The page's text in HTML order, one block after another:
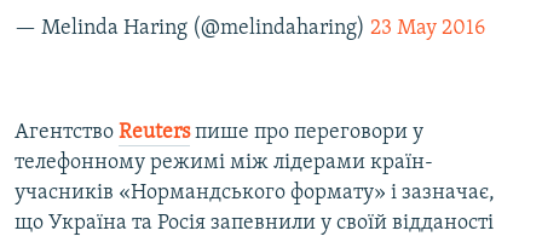
— Melinda Haring (@melindaharing) 23 May 2016
Агентство Reutersпише про переговори у
телефонному режимі між лідерами країн-
учасників «Нормандського формату» і зазначає,
що Україна та Росія запевнили у своїй відданості